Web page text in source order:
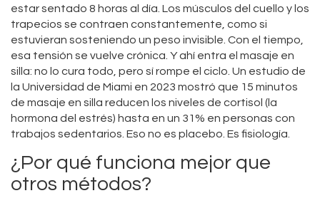
estar sentado 8 horas al día. Los músculos del cuello y los
trapecios se contraen constantemente, como si
estuvieran sosteniendo un peso invisible. Con el tiempo,
esa tensión se vuelve crónica. Y ahí entra el masaje en
silla: no lo cura todo, pero sí rompe el ciclo. Un estudio de
la Universidad de Miami en 2023 mostró que 15 minutos
de masaje en silla reducen los niveles de cortisol (la
hormona del estrés) hasta en un 31% en personas con
trabajos sedentarios. Eso no es placebo. Es fisiología.
¿Por qué funciona mejor que
otros métodos?